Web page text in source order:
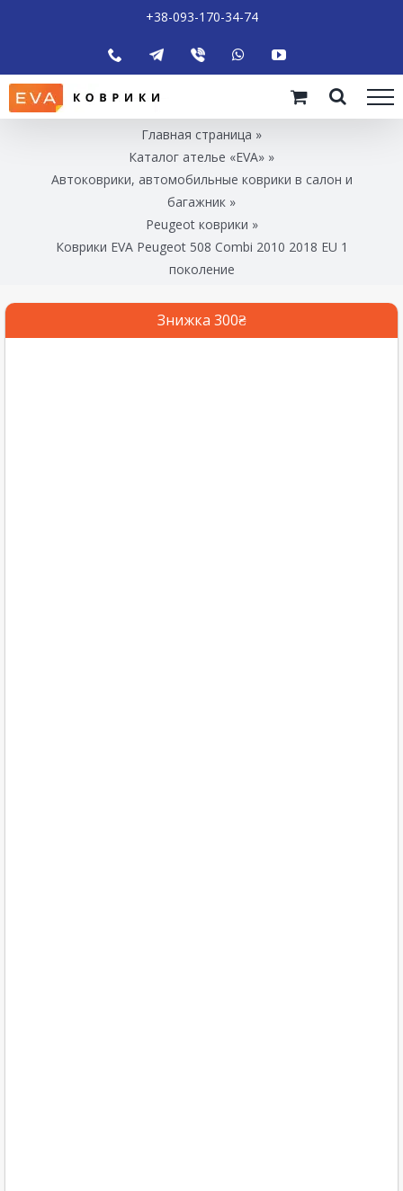
+38-093-170-34-74
Главная страница »
Каталог ателье «EVA» »
Автоковрики, автомобильные коврики в салон и
багажник »
Peugeot коврики »
Коврики EVA Peugeot 508 Combi 2010 2018 EU 1
поколение
Знижка 300₴